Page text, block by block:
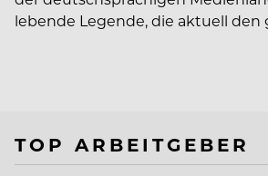
lebende Legende, die aktuell den
TOP ARBEITGEBER